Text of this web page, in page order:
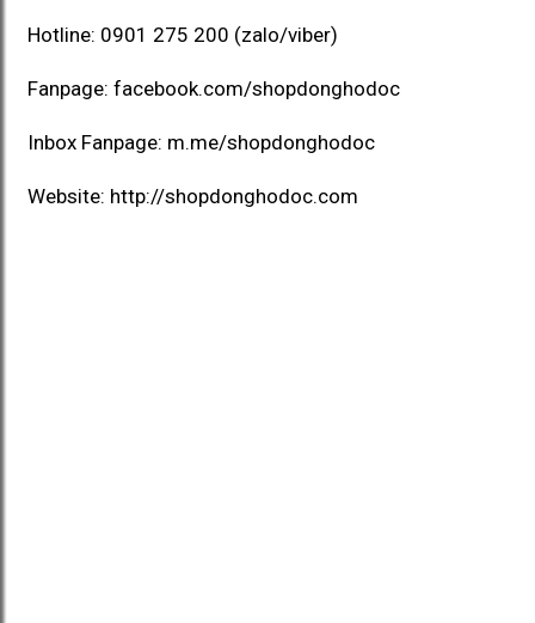
Hotline: 0901 275 200 (zalo/viber)
Fanpage: facebook.com/shopdonghodoc
Inbox Fanpage: m.me/shopdonghodoc
Website: http://shopdonghodoc.com